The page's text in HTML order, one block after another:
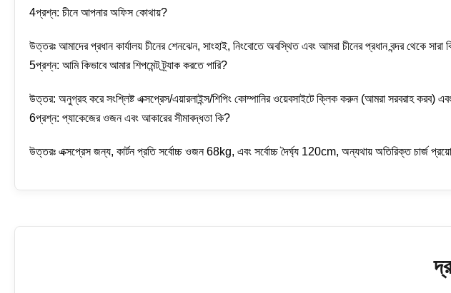
4প্রশ্ন: চীনে আপনার অফিস কোথায়?
উত্তরঃ আমাদের প্রধান কার্যালয় চীনের শেনঝেন, সাংহাই, নিংবোতে অবস্থিত এবং আমরা চীনের প্রধান বন্দর থেকে সারা
5প্রশ্ন: আমি কিভাবে আমার শিপমেন্ট ট্র্যাক করতে পারি?
উত্তর: অনুগ্রহ করে সংশ্লিষ্ট এক্সপ্রেস/এয়ারলাইন্স/শিপিং কোম্পানির ওয়েবসাইটে ক্লিক করুন (আমরা সরবরাহ করব)
6প্রশ্ন: প্যাকেজের ওজন এবং আকারের সীমাবদ্ধতা কি?
উত্তরঃ এক্সপ্রেস জন্য, কার্টন প্রতি সর্বোচ্চ ওজন 68kg, এবং সর্বোচ্চ দৈর্ঘ্য 120cm, অন্যথায় অতিরিক্ত চার্জ